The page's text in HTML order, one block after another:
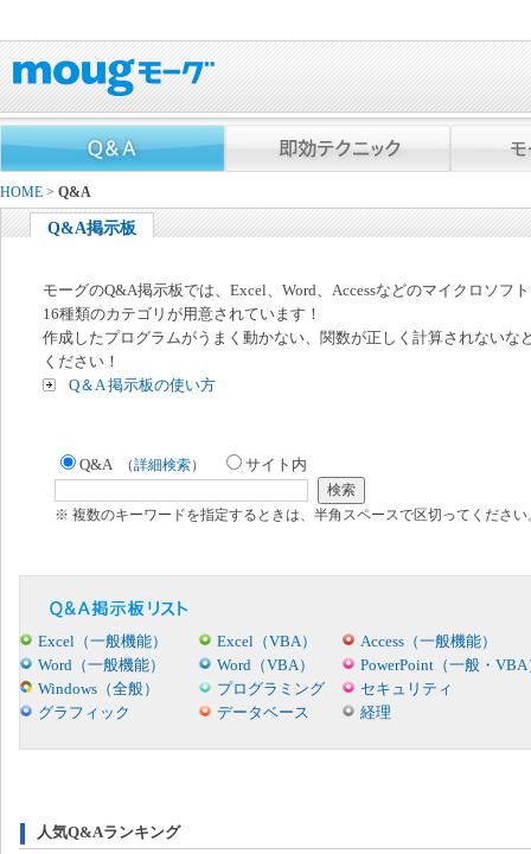
HOME > Q&A
Q&A掲示板
モーグのQ&A掲示板では、Excel、Word、Accessなどのマイクロソフ
16種類のカテゴリが用意されています！
作成したプログラムがうまく動かない、関数が正しく計算されないな
ください！
Q＆A 掲示板の使い方
Q&A （詳細検索） サイト内
※ 複数のキーワードを指定するときは、半角スペースで区切ってください
Excel（一般機能） Excel（VBA）
Access（一般機能）
Word（一般機能）
Word（VBA）
PowerPoint（一般・VBA
Windows（全般）
プログラミング
セキュリティ
グラフィック
データベース 経理
人気Q&Aランキング